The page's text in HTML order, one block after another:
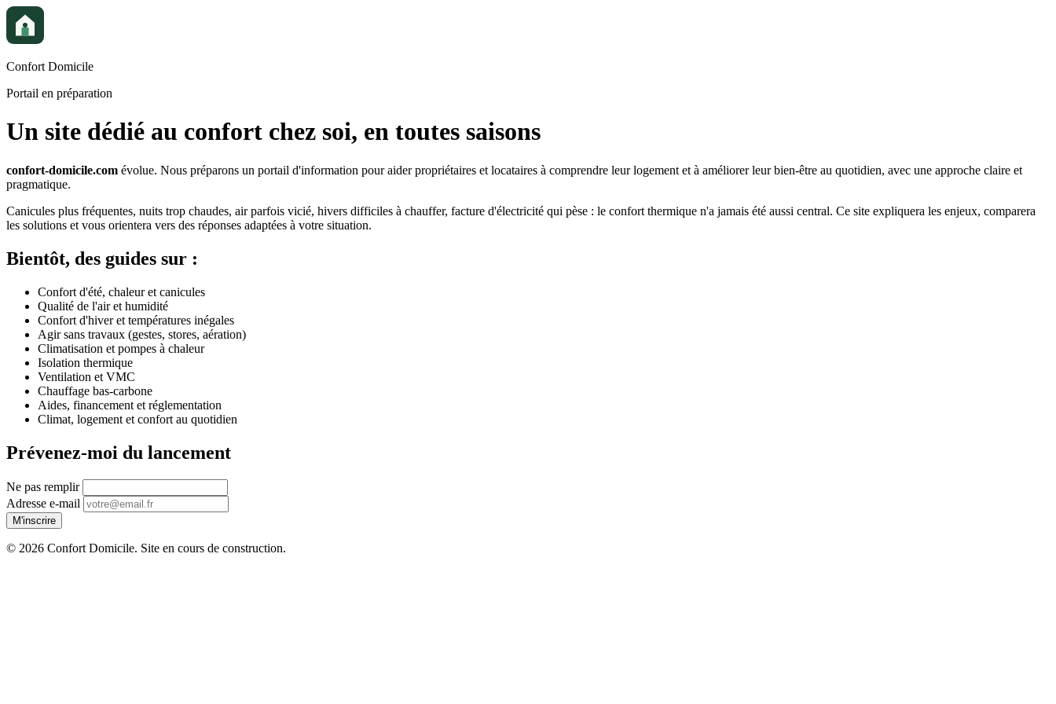
Confort Domicile
Portail en préparation
Un site dédié au confort chez soi, en toutes saisons
confort-domicile.com évolue. Nous préparons un portail d'information pour aider propriétaires et locataires à comprendre leur logement et à améliorer leur bien-être au quotidien, avec une approche claire et
pragmatique.
Canicules plus fréquentes, nuits trop chaudes, air parfois vicié, hivers difficiles à chauffer, facture d'électricité qui pèse : le confort thermique n'a jamais été aussi central. Ce site expliquera les enjeux, comparera
les solutions et vous orientera vers des réponses adaptées à votre situation.
Bientôt, des guides sur :
Confort d'été, chaleur et canicules
Qualité de l'air et humidité
Confort d'hiver et températures inégales
Agir sans travaux (gestes, stores, aération)
Climatisation et pompes à chaleur
Isolation thermique
Ventilation et VMC
Chauffage bas-carbone
Aides, financement et réglementation
Climat, logement et confort au quotidien
Prévenez-moi du lancement
Ne pas remplir
Adresse e-mail
M'inscrire
© 2026 Confort Domicile. Site en cours de construction.